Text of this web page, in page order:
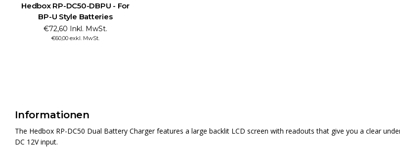
Hedbox RP-DC50-DBPU - For
BP-U Style Batteries
€72,60 Inkl. MwSt.
€60,00 exkl. MwSt.
Informationen
The Hedbox RP-DC50 Dual Battery Charger features a large backlit LCD screen with readouts that give you a clear
DC 12V input.